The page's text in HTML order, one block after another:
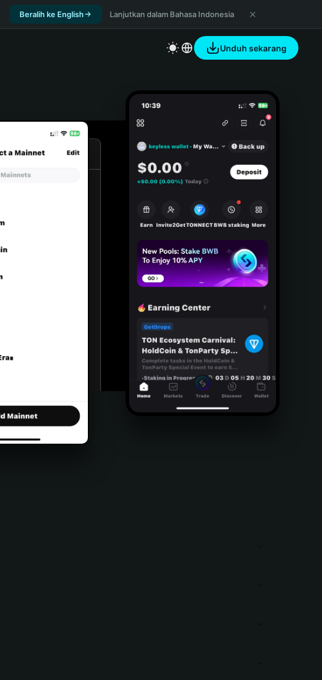
Beralih ke English Lanjutkan dalam Bahasa Indonesia
Unduh sekarang